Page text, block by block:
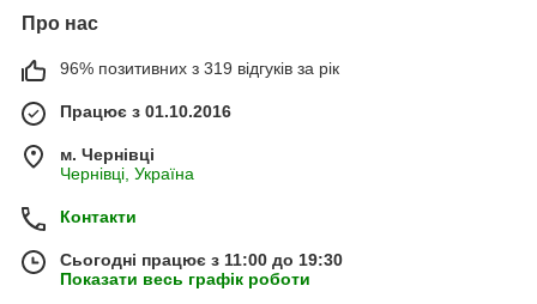
Про нас
96% позитивних з 319 відгуків за рік
Працює з 01.10.2016
м. Чернівці
Чернівці, Україна
Контакти
Сьогодні працює з 11:00 до 19:30
Показати весь графік роботи